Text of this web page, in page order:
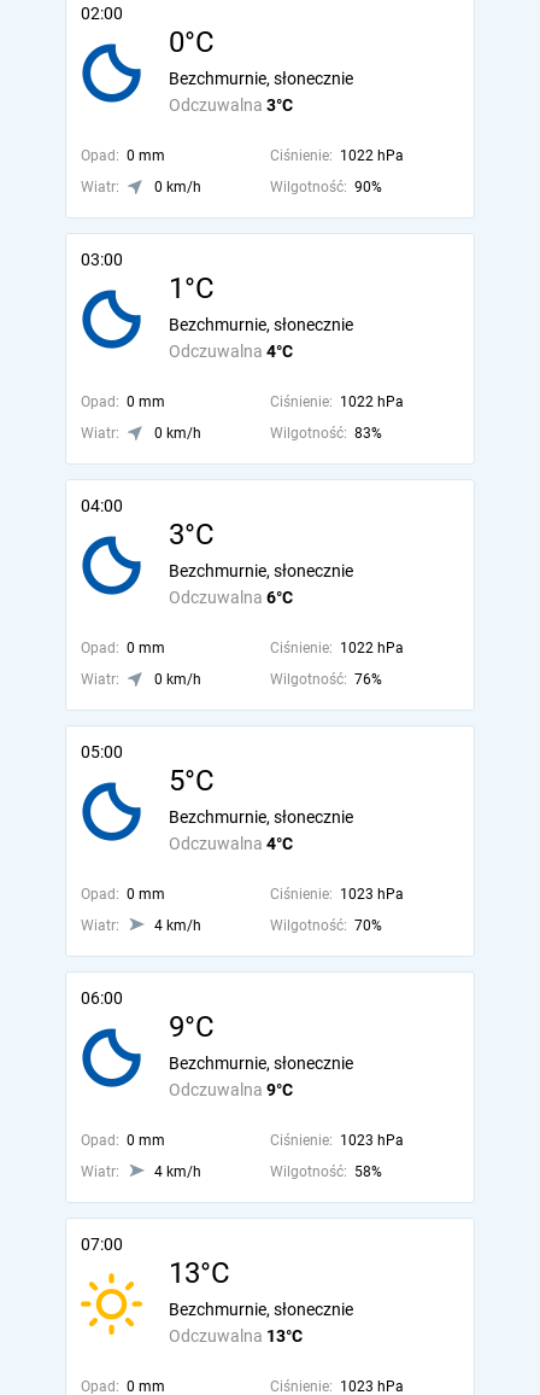
02:00
0°C
Odczuwalna 3°C
Bezchmurnie, słonecznie
Opad: 0 mm Ciśnienie: 1022 hPa
Wiatr:
0 km/h Wilgotność: 90%
03:00
1°C
Odczuwalna 4°C
Bezchmurnie, słonecznie
Opad: 0 mm Ciśnienie: 1022 hPa
Wiatr:
0 km/h Wilgotność: 83%
04:00
3°C
Odczuwalna 6°C
Bezchmurnie, słonecznie
Opad: 0 mm Ciśnienie: 1022 hPa
Wiatr:
0 km/h Wilgotność: 76%
05:00
5°C
Odczuwalna 4°C
Bezchmurnie, słonecznie
Opad: 0 mm Ciśnienie: 1023 hPa
Wiatr:
4 km/h Wilgotność: 70%
06:00
9°C
Odczuwalna 9°C
Bezchmurnie, słonecznie
Opad: 0 mm Ciśnienie: 1023 hPa
Wiatr:
4 km/h Wilgotność: 58%
07:00
13°C
Odczuwalna 13°C
Bezchmurnie, słonecznie
Opad: 0 mm Ciśnienie: 1023 hPa